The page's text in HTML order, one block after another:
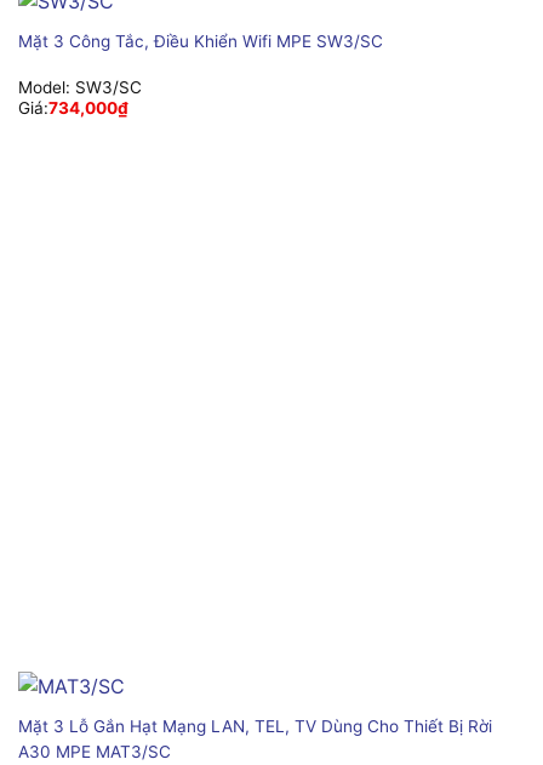
Mặt 3 Công Tắc, Điều Khiển Wifi MPE SW3/SC
Model: SW3/SC
Giá:734,000₫
Mặt 3 Lỗ Gắn Hạt Mạng LAN, TEL, TV Dùng Cho Thiết Bị Rời
A30 MPE MAT3/SC